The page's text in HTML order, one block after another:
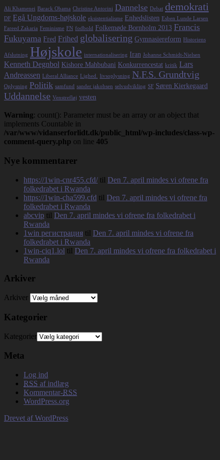
Ali Khamenei Barack Obama Christine Antorini Dannelse Debat demokrati
DF Egå Ungdoms-højskole eksistentialisme Enhedslisten Esben Lunde Larsen
Fareed Zakaria Feminisme FN fodbold Folkemøde Bornholm 2013 Francis
Fukuyama Fred Frihed globalisering Gymnasiereform Historiens
Afslutning Højskole internationalisering Iran Johanne Schmidt-Nielsen
Kenneth Degnbol Kishore Mahbubani Konkurrencestat kritik Lars
Andreassen Liberal Alliance Lighed. livsoplysning N.F.S. Grundtvig
Oplysning Politik samfund sander jakobsen selvudvikling SF Søren Kierkegaard
Uddannelse Venstrefløj vesten
Warning: count(): Parameter must be an array or an object that
implements Countable in
/var/www/vidanserforlidt.dk/public_html/wp-includes/class-wp-
comment-query.php on line 405
Nye kommentarer
https://1win-cnr455.cfd/til Den 7. april mindes vi ofrene fra
folkedrabet i Rwanda
https://1win-cha599.cfd til Den 7. april mindes vi ofrene fra
folkedrabet i Rwanda
abcvip til Den 7. april mindes vi ofrene fra folkedrabet i
Rwanda
1win регистрация til Den 7. april mindes vi ofrene fra
folkedrabet i Rwanda
1win-ciq1.lol til Den 7. april mindes vi ofrene fra folkedrabet i
Rwanda
Arkiver
Arkiver
Kategorier
Kategorier
Meta
Log ind
RSS af indlæg
Kommentar-RSS
WordPress.org
Drevet af WordPress